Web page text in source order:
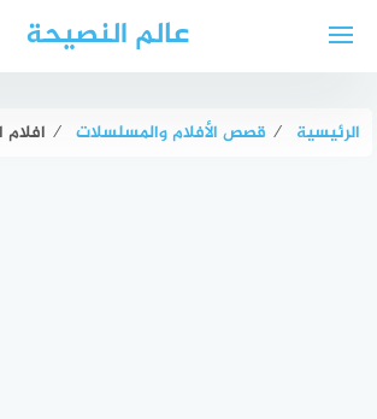
عالم النصيحة
الرئيسية ⁄ قصص الأفلام والمسلسلات ⁄ افلام